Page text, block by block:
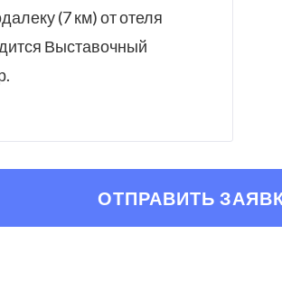
(7 км) от отеля
Выставочный
ОТПРАВИТЬ